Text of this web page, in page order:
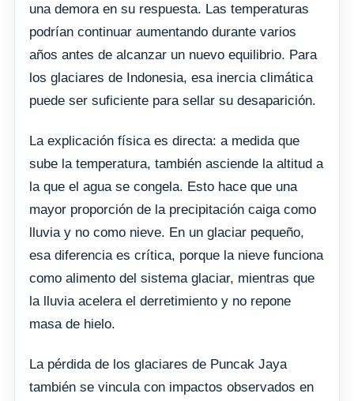
una demora en su respuesta. Las temperaturas
podrían continuar aumentando durante varios
años antes de alcanzar un nuevo equilibrio. Para
los glaciares de Indonesia, esa inercia climática
puede ser suficiente para sellar su desaparición.
La explicación física es directa: a medida que
sube la temperatura, también asciende la altitud a
la que el agua se congela. Esto hace que una
mayor proporción de la precipitación caiga como
lluvia y no como nieve. En un glaciar pequeño,
esa diferencia es crítica, porque la nieve funciona
como alimento del sistema glaciar, mientras que
la lluvia acelera el derretimiento y no repone
masa de hielo.
La pérdida de los glaciares de Puncak Jaya
también se vincula con impactos observados en